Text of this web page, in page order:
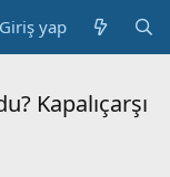
Giriş yap
Kapalıçarşı